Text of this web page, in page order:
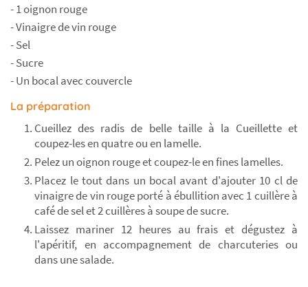
- 1 oignon rouge
- Vinaigre de vin rouge
- Sel
- Sucre
- Un bocal avec couvercle
La préparation
Cueillez des radis de belle taille à la Cueillette et
coupez-les en quatre ou en lamelle.
Pelez un oignon rouge et coupez-le en fines lamelles.
Placez le tout dans un bocal avant d'ajouter 10 cl de
vinaigre de vin rouge porté à ébullition avec 1 cuillère à
café de sel et 2 cuillères à soupe de sucre.
Laissez mariner 12 heures au frais et dégustez à
l'apéritif, en accompagnement de charcuteries ou
dans une salade.